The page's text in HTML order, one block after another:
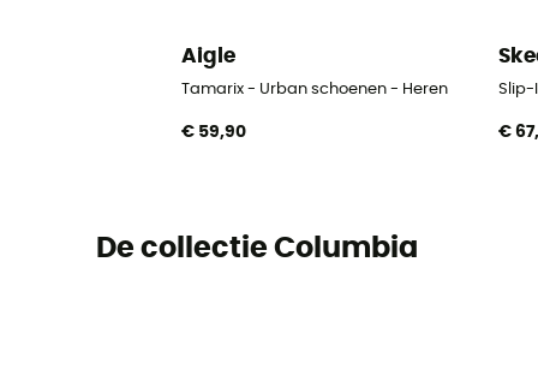
Aigle
Tamarix - Urban schoenen - Heren
€ 59,90
Slip-
€
De collectie Columbia